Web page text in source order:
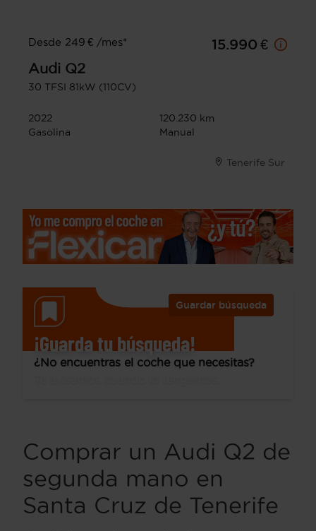
Desde 249 € /mes*
15.990 €
Audi Q2
30 TFSI 81kW (110CV)
2022
120.230 km
Gasolina
Manual
Tenerife Sur
Guardar búsqueda
¡Guarda tu búsqueda!
¿No encuentras el coche que necesitas?
Comprar un Audi Q2 de
segunda mano en
Santa Cruz de Tenerife